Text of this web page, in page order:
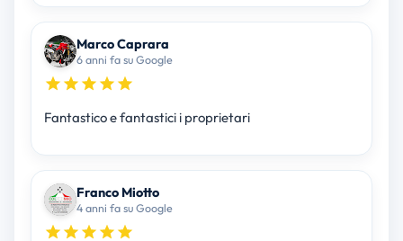
Marco Caprara
6 anni fa su Google
Fantastico e fantastici i proprietari
Franco Miotto
4 anni fa su Google